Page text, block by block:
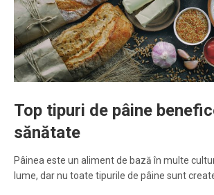
Top tipuri de pâine
sănătate
Pâinea este un aliment de bază în multe
lume, dar nu toate tipurile de pâine sunt